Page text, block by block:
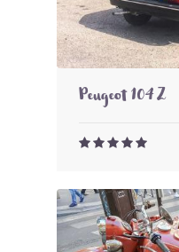
Peugeot 104 Z